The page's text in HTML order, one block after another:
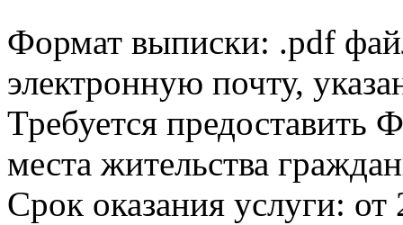
Формат выписки: .pdf
электронную почту,
Требуется
места жительства
Срок оказания услуги: от